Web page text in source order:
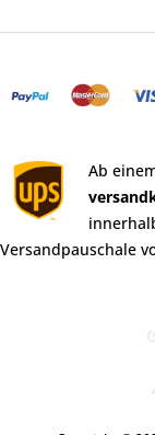
Ab
Versandpauschale